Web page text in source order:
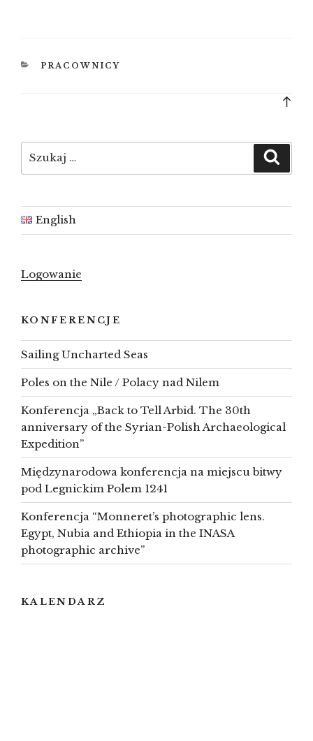
KATEGORIE
PRACOWNICY
English
Logowanie
KONFERENCJE
Sailing Uncharted Seas
Poles on the Nile / Polacy nad Nilem
Konferencja „Back to Tell Arbid. The 30th
anniversary of the Syrian-Polish Archaeological
Expedition”
Międzynarodowa konferencja na miejscu bitwy
pod Legnickim Polem 1241
Konferencja “Monneret’s photographic lens.
Egypt, Nubia and Ethiopia in the INASA
photographic archive”
KALENDARZ